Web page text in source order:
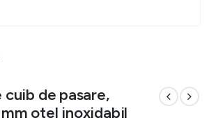
de pasare,
otel inoxidabil